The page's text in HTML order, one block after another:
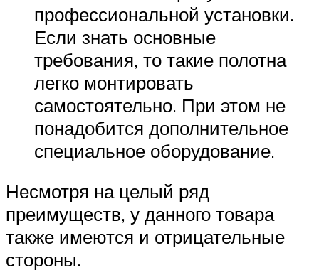
профессиональной установки.
Если знать основные
требования, то такие полотна
легко монтировать
самостоятельно. При этом не
понадобится дополнительное
специальное оборудование.
Несмотря на целый ряд
преимуществ, у данного товара
также имеются и отрицательные
стороны.